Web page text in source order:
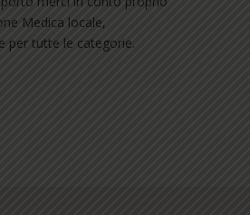
Medica locale,
per tutte le categorie.